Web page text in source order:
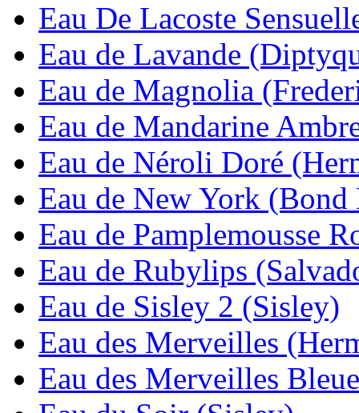
Eau De Lacoste
Eau de Lavande
Eau de Magnolia
Eau de Mandarine
Eau de Néroli Doré
Eau de New York (Bond
Eau de Pamplemousse
Eau de Rubylips
Eau de Sisley 2 (Sisley)
Eau des Merveilles
Eau des Merveilles